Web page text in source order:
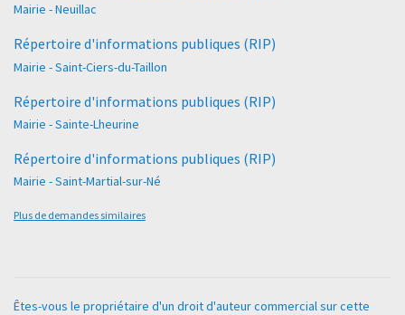
Mairie - Neuillac
Répertoire d'informations publiques (RIP)
Mairie - Saint-Ciers-du-Taillon
Répertoire d'informations publiques (RIP)
Mairie - Sainte-Lheurine
Répertoire d'informations publiques (RIP)
Mairie - Saint-Martial-sur-Né
Plus de demandes similaires
Êtes-vous le propriétaire d'un droit d'auteur commercial sur cette